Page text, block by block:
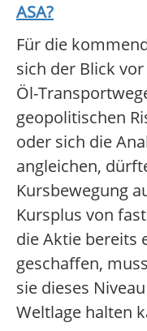
ASA?
Für die
sich der Blick
Öl-
geopolitischen
oder sich die
angleichen,
Kursbewegung
Kursplus von
die Aktie bereits
geschaffen,
sie dieses
Weltlage halten